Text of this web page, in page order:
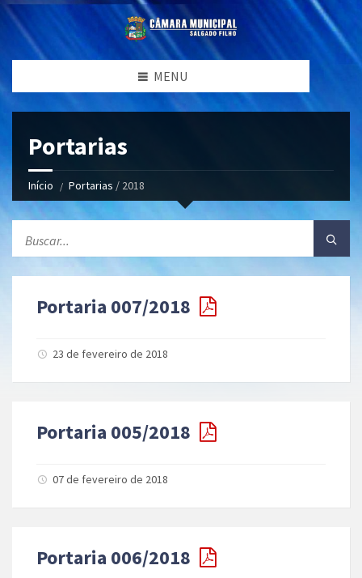
MENU
Portarias
Início Portarias / 2018
Portaria 007/2018
23 de fevereiro de 2018
Portaria 005/2018
07 de fevereiro de 2018
Portaria 006/2018